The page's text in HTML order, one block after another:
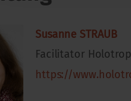
Susanne STRAUB
Facilitator
https://